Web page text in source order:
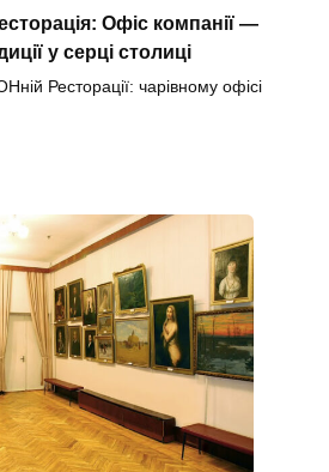
Офіс компанії —
у серці столиці
Ресторації: чарівному офісі